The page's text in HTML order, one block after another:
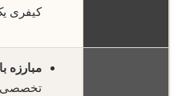
کیفری
مبارزه
تخصصی